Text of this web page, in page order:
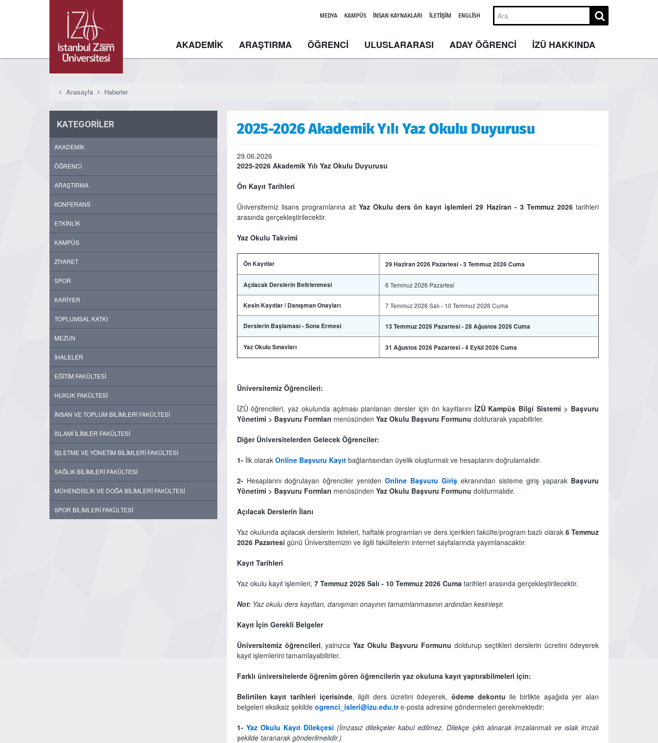
MEDYA KAMPÜS İNSAN KAYNAKLARI İLETIŞIM ENGLISH
AKADEMİK ARAŞTIRMA ÖĞRENCİ ULUSLARARASI ADAY ÖĞRENCİ İZÜ HAKKINDA
Anasayfa Haberler
KATEGORİLER
AKADEMİK
ÖĞRENCİ
ARAŞTIRMA
KONFERANS
ETKİNLİK
KAMPÜS
ZİYARET
SPOR
KARİYER
TOPLUMSAL KATKI
MEZUN
İHALELER
EĞİTİM FAKÜLTESİ
HUKUK FAKÜLTESİ
İNSAN VE TOPLUM BİLİMLERİ FAKÜLTESİ
İSLAMİ İLİMLER FAKÜLTESİ
İŞLETME VE YÖNETİM BİLİMLERİ FAKÜLTESİ
SAĞLIK BİLİMLERİ FAKÜLTESİ
MÜHENDİSLİK VE DOĞA BİLİMLERİ FAKÜLTESİ
SPOR BİLİMLERİ FAKÜLTESİ
2025-2026 Akademik Yılı Yaz Okulu Duyurusu
29.06.2026
2025-2026 Akademik Yılı Yaz Okulu Duyurusu
Ön Kayıt Tarihleri
Üniversitemiz lisans programlarına ait Yaz Okulu ders ön kayıt işlemleri 29 Haziran - 3 Temmuz 2026tarihleri
arasında gerçekleştirilecektir.
Yaz Okulu Takvimi
Ön Kayıtlar 29 Haziran 2026 Pazartesi - 3 Temmuz 2026 Cuma
Açılacak Derslerin Belirlenmesi 6 Temmuz 2026 Pazartesi
Kesin Kayıtlar / Danışman Onayları 7 Temmuz 2026 Salı - 10 Temmuz 2026 Cuma
Derslerin Başlaması - Sona Ermesi 13 Temmuz 2026 Pazartesi - 28 Ağustos 2026 Cuma
Yaz Okulu Sınavları 31 Ağustos 2026 Pazartesi - 4 Eylül 2026 Cuma
Üniversitemiz Öğrencileri:
İZÜ öğrencileri, yaz okulunda açılması planlanan dersler için ön kayıtlarını İZÜ Kampüs Bilgi Sistemi > Başvuru
Yönetimi > Başvuru Formları menüsünden Yaz Okulu Başvuru Formunu doldurarak yapabilirler.
Diğer Üniversitelerden Gelecek Öğrenciler:
1-İlk olarak Online Başvuru Kayıtbağlantısından üyelik oluşturmalı ve hesaplarını doğrulamalıdır.
2-Hesaplarını doğrulayan öğrenciler yenidenOnline Başvuru Giriş ekranından sisteme giriş yaparak Başvuru
Yönetimi > Başvuru Formları menüsünden Yaz Okulu Başvuru Formunu doldurmalıdır.
Açılacak Derslerin İlanı
Yaz okulunda açılacak derslerin listeleri, haftalık programları ve ders içerikleri fakülte/program bazlı olarak 6 Temmuz
2026 Pazartesi günü Üniversitemizin ve ilgili fakültelerin internet sayfalarında yayımlanacaktır.
Kayıt Tarihleri
Yaz okulu kayıt işlemleri, 7 Temmuz 2026 Salı - 10 Temmuz 2026 Cumatarihleri arasında gerçekleştirilecektir.
Not: Yaz okulu ders kayıtları, danışman onayının tamamlanmasının ardından kesinleşir.
Kayıt İçin Gerekli Belgeler
Üniversitemiz öğrencileri, yalnızcaYaz Okulu Başvuru Formunu doldurup seçtikleri derslerin ücretini ödeyerek
kayıt işlemlerini tamamlayabilirler.
Farklı üniversitelerde öğrenim gören öğrencilerin yaz okuluna kayıt yaptırabilmeleri için:
Belirtilen kayıt tarihleri içerisinde, ilgili ders ücretini ödeyerek, ödeme dekontu ile birlikte aşağıda yer alan
belgeleri eksiksiz şekilde ogrenci_isleri@izu.edu.tre-posta adresine göndermeleri gerekmektedir:
1- Yaz Okulu Kayıt Dilekçesi (İmzasız dilekçeler kabul edilmez. Dilekçe çıktı alınarak imzalanmalı ve ıslak imzalı
şekilde taranarak gönderilmelidir.)